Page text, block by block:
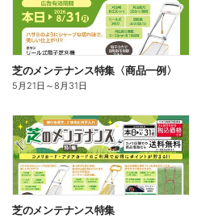
芝のメンテナンス特集〈商品一例〉
5月21日 ～8月31日
芝のメンテナンス特集